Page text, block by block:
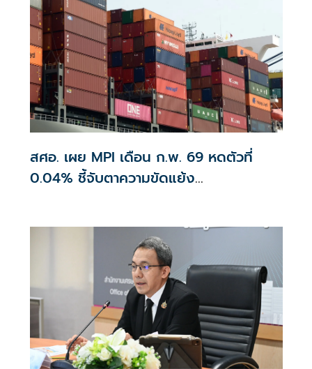
สศอ. เผย MPI เดือน ก.พ. 69 หดตัวที่
0.04% ชี้จับตาความขัดแย้ง